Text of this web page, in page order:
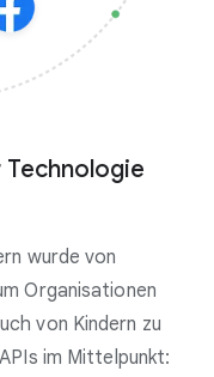
wurde von
Organisationen
von Kindern zu
im Mittelpunkt: